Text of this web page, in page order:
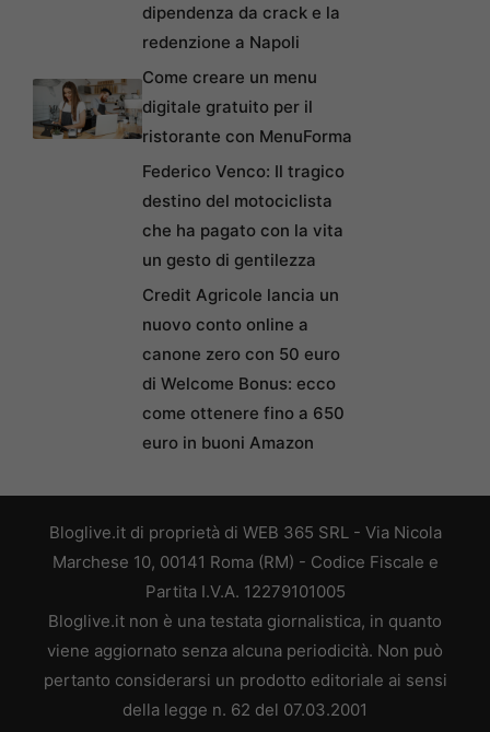
dipendenza da crack e la
redenzione a Napoli
Come creare un menu
digitale gratuito per il
ristorante con MenuForma
Federico Venco: Il tragico
destino del motociclista
che ha pagato con la vita
un gesto di gentilezza
Credit Agricole lancia un
nuovo conto online a
canone zero con 50 euro
di Welcome Bonus: ecco
come ottenere fino a 650
euro in buoni Amazon
Bloglive.it di proprietà di WEB 365 SRL - Via Nicola
Marchese 10, 00141 Roma (RM) - Codice Fiscale e
Partita I.V.A. 12279101005
Bloglive.it non è una testata giornalistica, in quanto
viene aggiornato senza alcuna periodicità. Non può
pertanto considerarsi un prodotto editoriale ai sensi
della legge n. 62 del 07.03.2001